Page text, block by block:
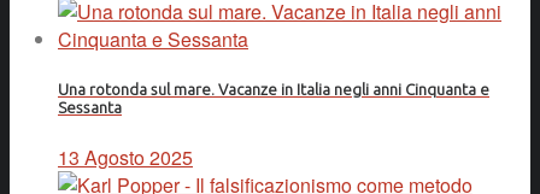
Una rotonda sul mare. Vacanze in Italia negli anni Cinquanta e
Sessanta
13 Agosto 2025